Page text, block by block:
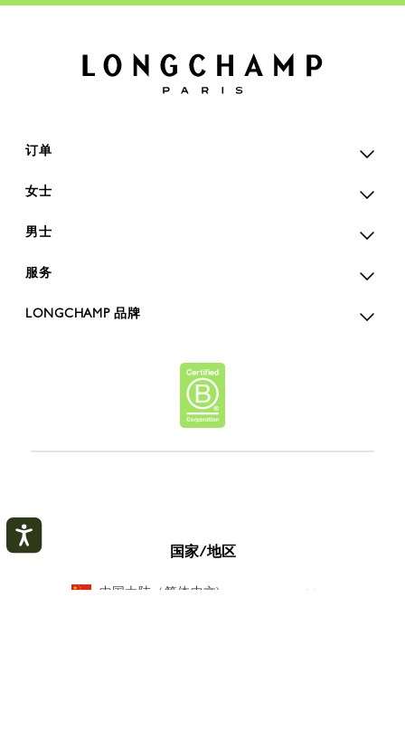
订单
女士
男士
服务
LONGCHAMP 品牌
国家/地区
中国大陆（简体中文)